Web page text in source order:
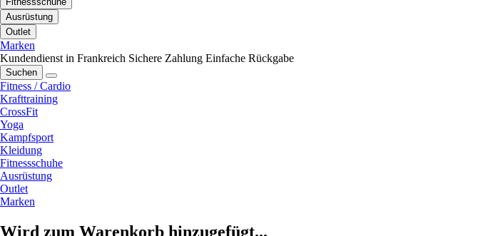
Ausrüstung
Outlet
Marken
Kundendienst in Frankreich Sichere Zahlung Einfache Rückgabe
Suchen
Fitness / Cardio
Krafttraining
CrossFit
Yoga
Kampfsport
Kleidung
Fitnessschuhe
Ausrüstung
Outlet
Marken
Wird zum Warenkorb hinzugefügt...